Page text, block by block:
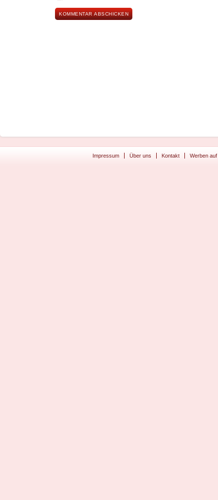
Impressum Über uns Kontakt Werben